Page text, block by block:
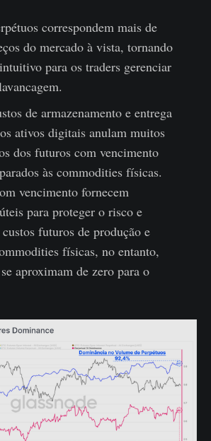
correspondem mais de
do mercado à vista, tornando
para os traders gerenciar
de armazenamento e entrega
ativos digitais anulam muitos
dos futuros com vencimento
às commodities físicas.
vencimento fornecem
para proteger o risco e
futuros de produção e
físicas, no entanto,
aproximam de zero para o